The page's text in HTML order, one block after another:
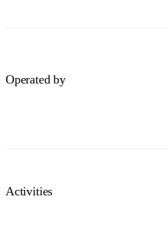
Operated by
Activities